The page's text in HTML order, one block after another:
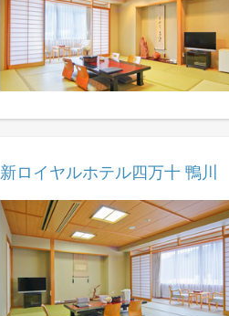
新ロイヤルホテル四万十 鴨川